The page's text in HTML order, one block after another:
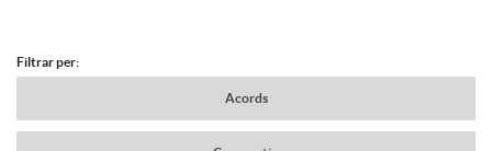
d
N
Filtrar per:
Acords